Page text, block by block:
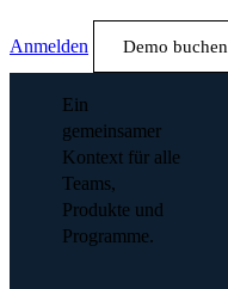
Anmelden Demo buchen
Ein
gemeinsamer
Kontext für alle
Teams,
Produkte und
Programme.